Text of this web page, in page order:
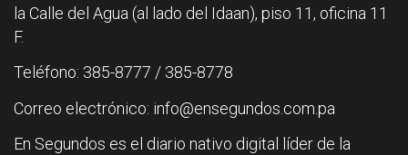
la Calle del Agua (al lado del Idaan), piso 11, oficina 11
F.
Teléfono: 385-8777 / 385-8778
Correo electrónico: info@ensegundos.com.pa
En Segundos es el diario nativo digital líder de la